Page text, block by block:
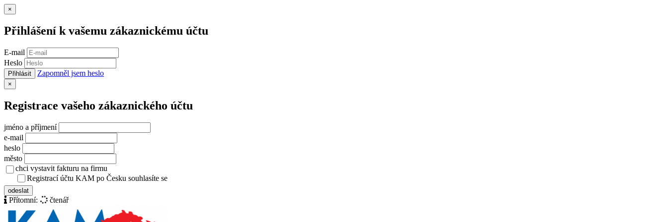
×
Přihlášení k vašemu zákaznickému účtu
E-mail
Heslo
Přihlásit Zapomněl jsem heslo
×
Registrace vašeho zákaznického účtu
jméno a příjmení
e-mail
heslo
město
chci vystavit fakturu na firmu
Registrací účtu KAM po Česku souhlasíte se
odeslat
Přítomní: čtenář